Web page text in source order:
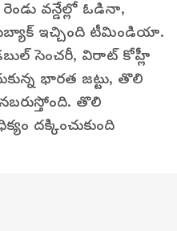
వన్డేల్లో ఓడినా,
ఇచ్చింది టీమిండియా.
సెంచరీ, విరాట్ కోహ్లీ
భారత జట్టు, తొలి
తొలి
దక్కించుకుంది